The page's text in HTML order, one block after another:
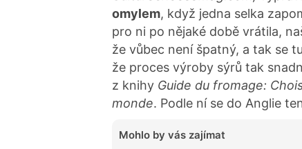
omylem, když jedna selka
pro ni po nějaké době vrátila,
že vůbec není špatný, a tak se tu
že proces výroby sýrů tak
z knihy Guide du fromage:
monde. Podle ní se do Anglie
Mohlo by vás zajímat